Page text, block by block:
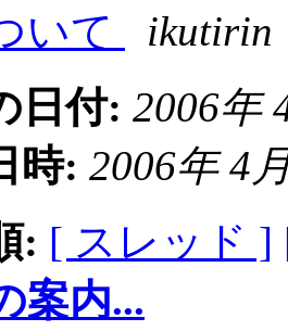
いて
ikutirin
日付: 2006年
時: 2006年 4
: [ スレッド ]
案内...